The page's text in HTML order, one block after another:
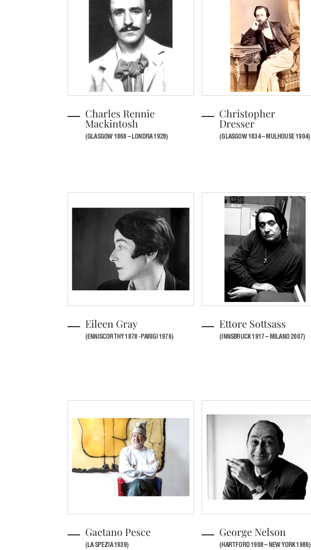
Charles Rennie
Mackintosh
(GLASGOW 1868 – LONDRA 1928)
Christopher
Dresser
(GLASGOW 1834 – MULHOUSE 1904)
Eileen Gray
(ENNISCORTHY 1878 -PARIGI 1976)
Ettore Sottsass
(INNSBRUCK 1917 – MILANO 2007)
Gaetano Pesce
(LA SPEZIA 1939)
George Nelson
(HARTFORD 1908 – NEW YORK 1986)